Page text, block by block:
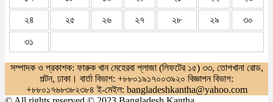
২৪ ২৫ ২৬ ২৭ ২৮ ২৯ ৩০
৩১
সম্পাদক ও প্রকাশক: ফারুক খান মেহেরবা প্লাজা (লিফটের ১৫) ৩৩, তোপখানা রোড,
পল্টন, ঢাকা। বার্তা বিভাগ: +৮৮০১৯১৭০০৩৯২০ বিজ্ঞাপন বিভাগ:
+৮৮০১৭৬৮৩৮২৩৮৪ ই-মেইল: bangladeshkantha@yahoo.com